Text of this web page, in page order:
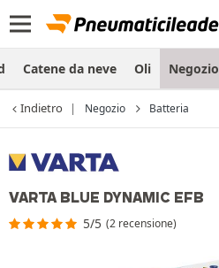
Catene da neve Oli Negozio
Indietro Negozio Batteria
VARTA BLUE DYNAMIC EFB
5/5 (2 recensione)